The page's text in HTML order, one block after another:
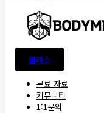
클래스
무료 자료
커뮤니티
1:1문의